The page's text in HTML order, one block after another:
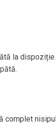
la
complet